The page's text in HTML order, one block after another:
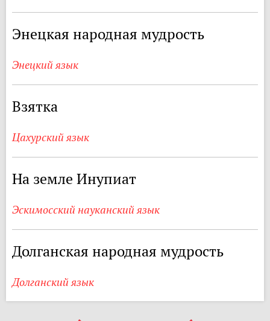
Энецкая народная мудрость
Энецкий язык
Взятка
Цахурский язык
На земле Инупиат
Эскимосский науканский язык
Долганская народная мудрость
Долганский язык